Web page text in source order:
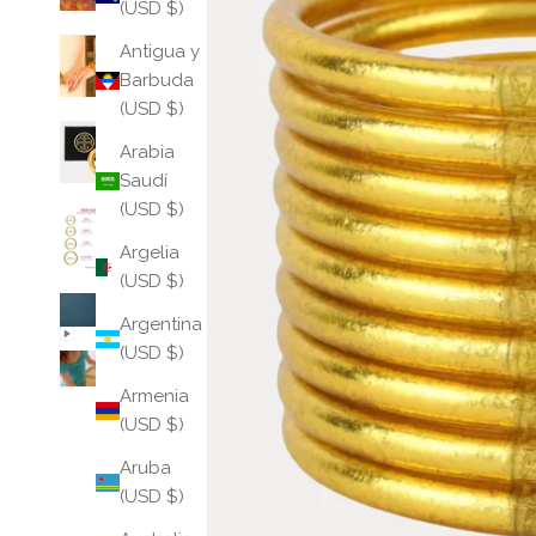
(USD $)
Antigua y
Barbuda
(USD $)
Arabia
Saudí
(USD $)
Argelia
(USD $)
Argentina
(USD $)
Armenia
(USD $)
Aruba
(USD $)